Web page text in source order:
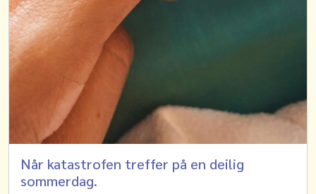
Når katastrofen treffer på en deilig
sommerdag.